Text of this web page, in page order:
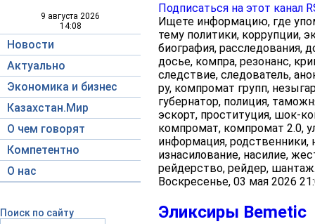
9 августа 2026
14:08
Новости
Актуально
Экономика и бизнес
Казахстан.Мир
О чем говорят
Компетентно
О нас
Поиск по сайту
Подписаться на этот канал
Ищете информацию, где
тему политики, коррупции,
биография, расследования,
досье, компра, резонанс,
следствие, следователь,
ру, компромат групп,
губернатор, полиция,
эскорт, проституция, шок-
компромат, компромат 2.0,
информация, родственники,
изнасилование, насилие,
рейдерство, рейдер,
Воскресенье, 03 мая 2026
Эликсиры Bemetic